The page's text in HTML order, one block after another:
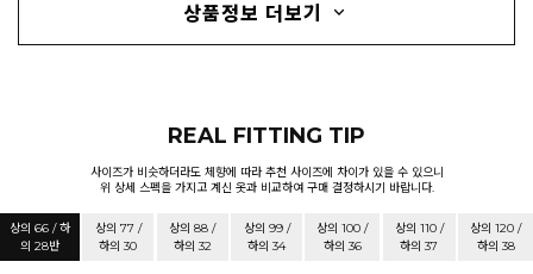
상품정보 더보기
REAL FITTING TIP
사이즈가 비슷하더라도 체향에 따라 추천 사이즈에 차이가 있을 수 있으니
위 상세 스펙을 가지고 계신 옷과 비교하여 구매 결정하시기 바랍니다.
상의 66 / 하
의 28반
상의 77 /
하의 30
상의 88 /
하의 32
상의 99 /
하의 34
상의 100 /
하의 36
상의 110 /
하의 37
상의 120 /
하의 38